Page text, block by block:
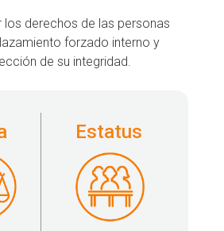
los derechos de las personas
forzado interno y
de su integridad.
Estatus